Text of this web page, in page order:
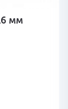
мм